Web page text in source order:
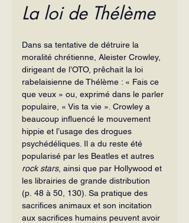
La loi de Thélème
Dans sa tentative de détruire la
moralité chrétienne, Aleister Crowley,
dirigeant de l’OTO, prêchait la loi
rabelaisienne de Thélème : « Fais ce
que veux » ou, exprimé dans le parler
populaire, « Vis ta vie ». Crowley a
beaucoup influencé le mouvement
hippie et l’usage des drogues
psychédéliques. Il a du reste été
popularisé par les Beatles et autres
rock stars, ainsi que par Hollywood et
les librairies de grande distribution
(p. 48 à 50, 130). Sa pratique des
sacrifices animaux et son incitation
aux sacrifices humains peuvent avoir